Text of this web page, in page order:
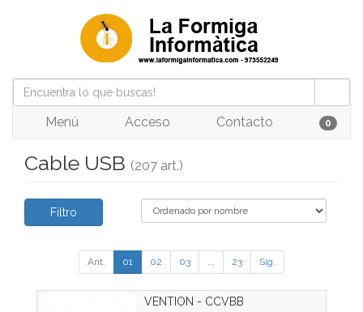
Menú Acceso Contacto 0
Cable USB (207 art.)
Filtro
Ant. 01 02 03 ... 23 Sig.
VENTION - CCVBB